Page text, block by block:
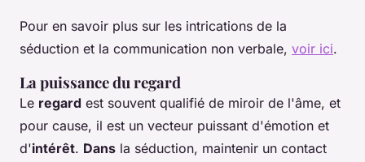
Pour en savoir plus sur les intrications de la
séduction et la communication non verbale, voir ici.
La puissance du regard
Le regard est souvent qualifié de miroir de l'âme, et
pour cause, il est un vecteur puissant d'émotion et
d'intérêt. Dans la séduction, maintenir un contact